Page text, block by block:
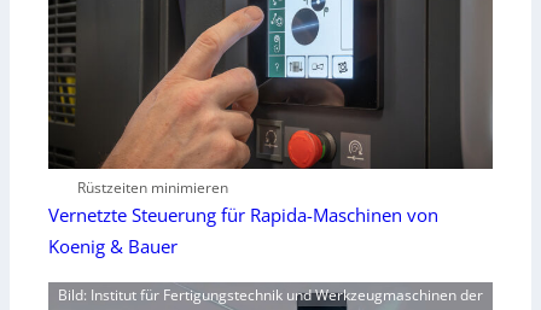
Rüstzeiten minimieren
Vernetzte Steuerung für Rapida-Maschinen von
Koenig & Bauer
Bild: Institut für Fertigungstechnik und Werkzeugmaschinen der